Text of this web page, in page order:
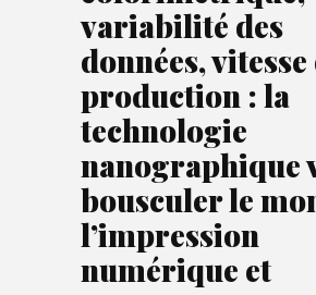
variabilité des
données, vitesse
production : la
technologie
nanographique
bousculer le
l’impression
numérique et